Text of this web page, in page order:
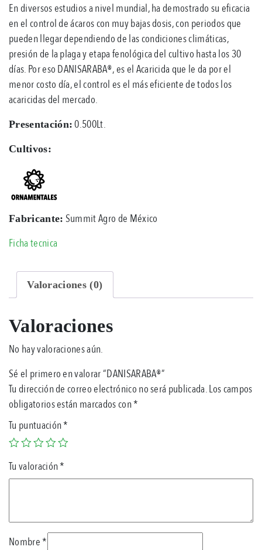
En diversos estudios a nivel mundial, ha demostrado su eficacia
en el control de ácaros con muy bajas dosis, con periodos que
pueden llegar dependiendo de las condiciones climáticas,
presión de la plaga y etapa fenológica del cultivo hasta los 30
días. Por eso DANISARABA®, es el Acaricida que le da por el
menor costo día, el control es el más eficiente de todos los
acaricidas del mercado.
Presentación: 0.500Lt.
Cultivos:
Fabricante: Summit Agro de México
Ficha tecnica
Valoraciones (0)
Valoraciones
No hay valoraciones aún.
Sé el primero en valorar “DANISARABA®”
Tu dirección de correo electrónico no será publicada.Los campos
obligatorios están marcados con*
Tu puntuación*
Tu valoración*
Nombre*